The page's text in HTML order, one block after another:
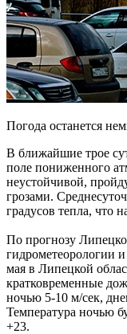
Погода останется
В ближайшие трое
поле пониженного
неустойчивой,
грозами.
градусов тепла, что
По прогнозу
гидрометеорологии
мая в Липецкой
кратковременные
ночью 5-10 м/сек,
Температура ночью
+23.